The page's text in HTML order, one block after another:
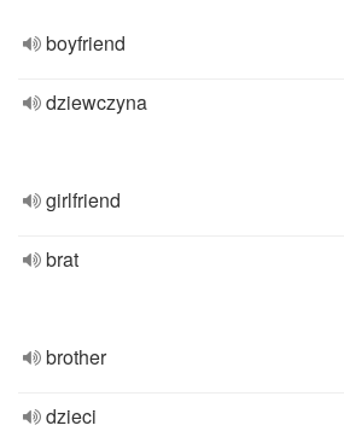
boyfriend
dziewczyna
girlfriend
brat
brother
dzieci